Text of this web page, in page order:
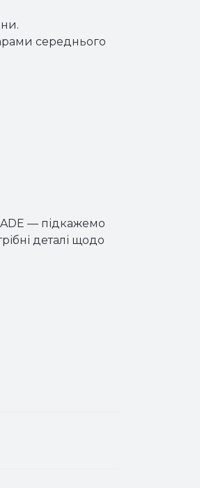
середнього
— підкажемо
деталі щодо